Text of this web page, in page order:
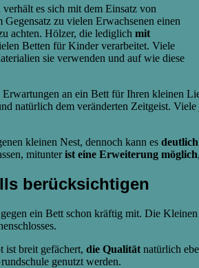
es sich mit dem Einsatz von
zu vielen Erwachsenen einen
achten. Hölzer, die lediglich mit
Betten für Kinder verarbeitet. Viele
sie verwenden und auf wie diese
an ein Bett für Ihren kleinen
natürlich dem veränderten Zeitgeist.
kleinen Nest, dennoch kann es
mitunterist eine Erweiterung möglich
berücksichtigen
ein Bett schon kräftig mit. Die Kleinen
ist breit gefächert, die Qualität natürlich
genutzt werden.